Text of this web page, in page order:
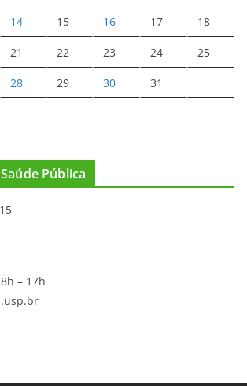
14 15 16 17 18
21 22 23 24 25
28 29 30 31
Pública
– 17h